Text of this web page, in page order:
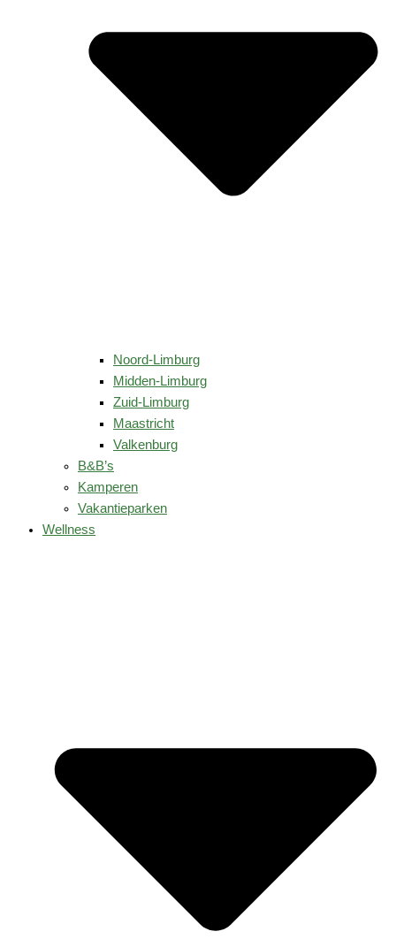
Noord-Limburg
Midden-Limburg
Zuid-Limburg
Maastricht
Valkenburg
B&B’s
Kamperen
Vakantieparken
Wellness